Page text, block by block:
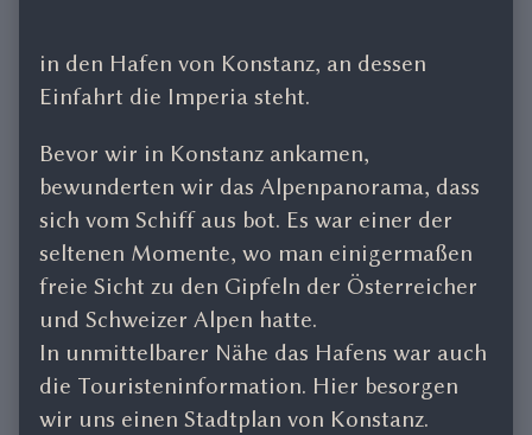
in den Hafen von Konstanz, an dessen
Einfahrt die Imperia steht.
Bevor wir in Konstanz ankamen,
bewunderten wir das Alpenpanorama, dass
sich vom Schiff aus bot. Es war einer der
seltenen Momente, wo man einigermaßen
freie Sicht zu den Gipfeln der Österreicher
und Schweizer Alpen hatte.
In unmittelbarer Nähe das Hafens war auch
die Touristeninformation. Hier besorgen
wir uns einen Stadtplan von Konstanz.